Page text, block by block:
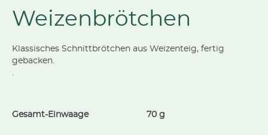
Weizenbrötchen
Klassisches Schnittbrötchen aus Weizenteig, fertig
gebacken.
.
Gesamt-Einwaage 70 g